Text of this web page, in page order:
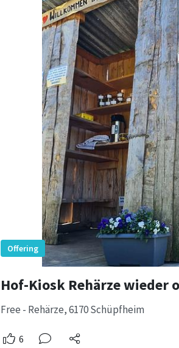
Hof-Kiosk Rehärze wieder
Free - Rehärze, 6170 Schüpfheim